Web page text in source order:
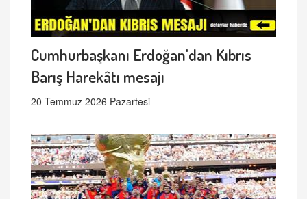
Cumhurbaşkanı Erdoğan'dan Kıbrıs
Barış Harekâtı mesajı
20 Temmuz 2026 Pazartesi